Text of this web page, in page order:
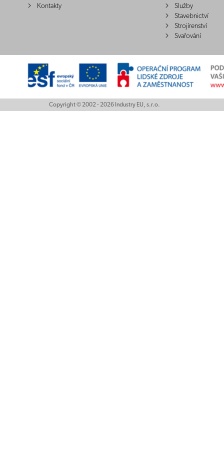
Kontakty
Služby
Stavebnictví
Strojírenství
Svařování
Copyright © 2002 - 2026 Industry EU, s.r.o.